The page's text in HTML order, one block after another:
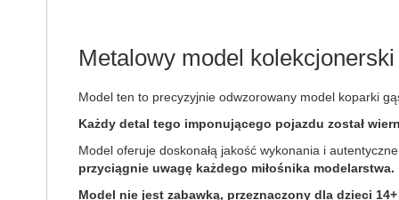
galleryMetalowy model
Model ten to precyzyjnie odwzorowany model koparki
Każdy detal tego imponującego pojazdu został
Model oferuje doskonałą jakość wykonania i
przyciągnie uwagę każdego miłośnika modelarstwa.
Model nie jest zabawką, przeznaczony dla dzieci